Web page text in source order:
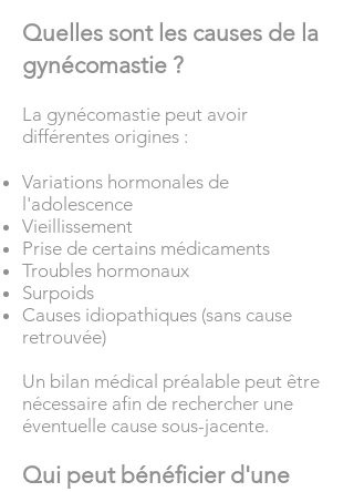
Quelles sont les causes de la
gynécomastie ?
La gynécomastie peut avoir
différentes origines :
Variations hormonales de
l'adolescence
Vieillissement
Prise de certains médicaments
Troubles hormonaux
Surpoids
Causes idiopathiques (sans cause
retrouvée)
Un bilan médical préalable peut être
nécessaire afin de rechercher une
éventuelle cause sous-jacente.
Qui peut bénéficier d'une